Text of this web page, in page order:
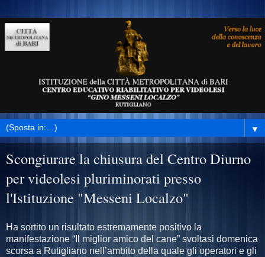
▼
Scongiurare la chiusura del Centro Diurno
per videolesi pluriminorati presso
l'Istituzione "Messeni Localzo"
Ha sortito un risultato estremamente positivo la
manifestazione “Il miglior amico del cane” svoltasi domenica
scorsa a Rutigliano nell’ambito della quale gli operatori e gli